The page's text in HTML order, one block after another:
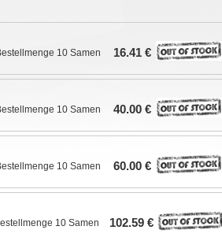
10 Samen 16.41 €
10 Samen 40.00 €
10 Samen 60.00 €
10 Samen 102.59 €